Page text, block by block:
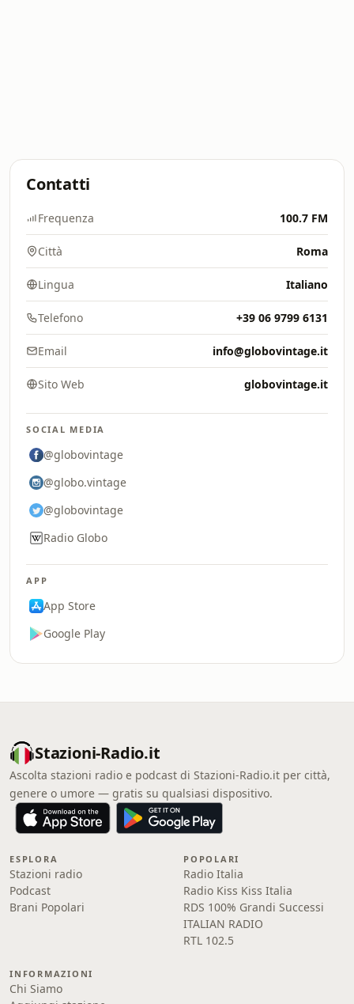
Contatti
Frequenza 100.7 FM
Città Roma
Lingua Italiano
Telefono +39 06 9799 6131
Email info@globovintage.it
Sito Web globovintage.it
SOCIAL MEDIA
@globovintage
@globo.vintage
@globovintage
Radio Globo
APP
App Store
Google Play
Stazioni-Radio.it
Ascolta stazioni radio e podcast di Stazioni-Radio.it per città,
genere o umore — gratis su qualsiasi dispositivo.
ESPLORA
Stazioni radio
Podcast
Brani Popolari
POPOLARI
Radio Italia
Radio Kiss Kiss Italia
RDS 100% Grandi Successi
ITALIAN RADIO
RTL 102.5
INFORMAZIONI
Chi Siamo